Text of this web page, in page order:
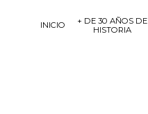
INICIO
+ DE 30 AÑOS DE
HISTORIA